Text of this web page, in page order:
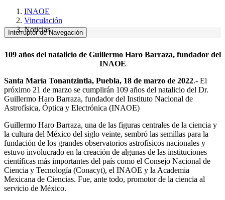
INAOE
Vinculación
Noticias
Interruptor de Navegación
109 años del natalicio de Guillermo Haro Barraza, fundador del
INAOE
Santa María Tonantzintla, Puebla, 18 de marzo de 2022.- El
próximo 21 de marzo se cumplirán 109 años del natalicio del Dr.
Guillermo Haro Barraza, fundador del Instituto Nacional de
Astrofísica, Óptica y Electrónica (INAOE)
Guillermo Haro Barraza, una de las figuras centrales de la ciencia y
la cultura del México del siglo veinte, sembró las semillas para la
fundación de los grandes observatorios astrofísicos nacionales y
estuvo involucrado en la creación de algunas de las instituciones
científicas más importantes del país como el Consejo Nacional de
Ciencia y Tecnología (Conacyt), el INAOE y la Academia
Mexicana de Ciencias. Fue, ante todo, promotor de la ciencia al
servicio de México.